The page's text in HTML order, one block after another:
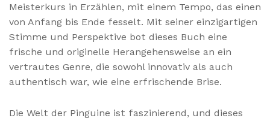
Meisterkurs in Erzählen, mit einem Tempo, das einen
von Anfang bis Ende fesselt. Mit seiner einzigartigen
Stimme und Perspektive bot dieses Buch eine
frische und originelle Herangehensweise an ein
vertrautes Genre, die sowohl innovativ als auch
authentisch war, wie eine erfrischende Brise.
Die Welt der Pinguine ist faszinierend, und dieses